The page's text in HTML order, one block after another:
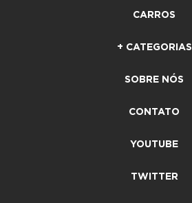
CARROS
+ CATEGORIAS
SOBRE NÓS
CONTATO
YOUTUBE
TWITTER